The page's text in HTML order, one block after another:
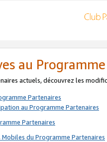
au
actuels, découvrez les
Partenaires
au Programme Partenaires
Partenaires
du Programme Partenaires